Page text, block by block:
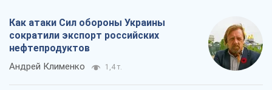
Как атаки Сил обороны Украины
сократили экспорт российских
нефтепродуктов
Андрей Клименко 1,4 т.